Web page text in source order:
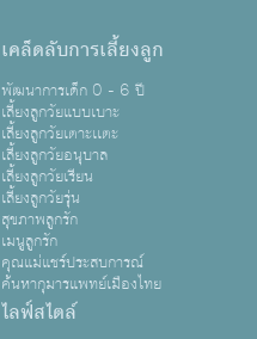
เคล็ดลับการเลี้ยงลูก
พัฒนาการเด็ก 0 - 6 ปี
เลี้ยงลูกวัยแบบเบาะ
เลี้ยงลูกวัยเตาะเเตะ
เลี้ยงลูกวัยอนุบาล
เลี้ยงลูกวัยเรียน
เลี้ยงลูกวัยรุ่น
สุขภาพลูกรัก
เมนูลูกรัก
คุณแม่แชร์ประสบการณ์
ค้นหากุมารแพทย์เมืองไทย
ไลฟ์สไตล์